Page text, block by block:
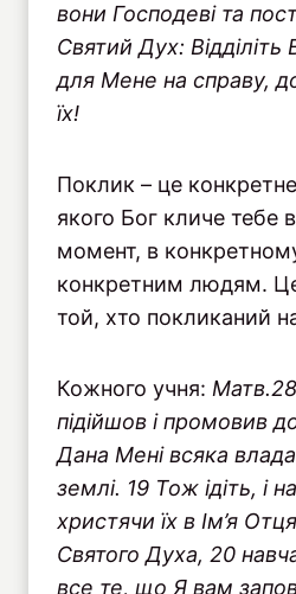
вони Господеві та
Святий Дух:
для Мене на справу,
їх!
Поклик – це
якого Бог кличе тебе
момент, в
конкретним людям.
той, хто покликаний
Кожного учня:
підійшов і промовив
Дана Мені всяка
землі. 19 Тож ідіть, і
христячи їх в Ім’я
Святого Духа, 20
все те, що Я вам